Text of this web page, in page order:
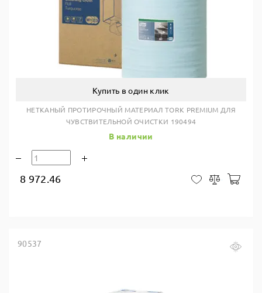
Купить в один клик
НЕТКАНЫЙ ПРОТИРОЧНЫЙ МАТЕРИАЛ TORK PREMIUM ДЛЯ
ЧУВСТВИТЕЛЬНОЙ ОЧИСТКИ 190494
В наличии
8 972.46 В закладки
Сравнить
90537